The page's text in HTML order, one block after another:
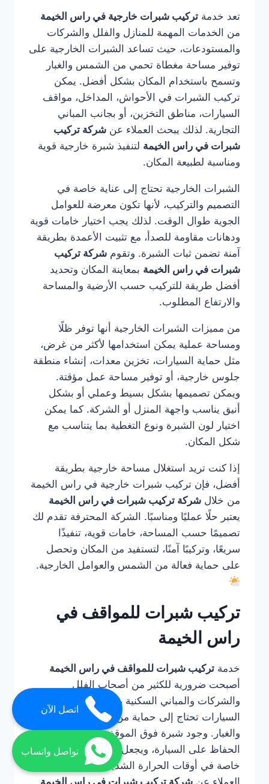
تعد خدمة تركيب شبرات خارجية في راس الخيمة
من الخدمات المهمة للمنازل والفلل والشركات
والمستودعات، حيث تساعد الشبرات الخارجية على
توفير مساحة مغطاة تحمي من الشمس والغبار
وتسمح باستخدام المكان بشكل أفضل. يمكن
تركيب الشبرات في الأحواش، المداخل، مواقف
السيارات، مناطق التخزين، أو بجانب المباني
التجارية. لذلك يبحث العملاء عن شركة تركيب
شبرات في راس الخيمة لتنفيذ شبرة خارجية قوية
ومناسبة لطبيعة المكان.
الشبرات الخارجية تحتاج إلى عناية خاصة في
التصميم والتركيب، لأنها تكون معرضة للعوامل
الجوية طوال الوقت. لذلك يجب اختيار خامات قوية
ودهانات مقاومة للصدأ، مع تثبيت الأعمدة بطريقة
آمنة تضمن ثبات الشبرة. وتقوم شركة تركيب
شبرات في راس الخيمة بمعاينة المكان وتحديد
أفضل طريقة للتركيب حسب الأرضية والمساحة
والارتفاع المطلوب.
من مميزات الشبرات الخارجية أنها توفر ظلًا
ومساحة عملية يمكن استخدامها لأكثر من غرض،
مثل حماية السيارات، تخزين معدات، إنشاء منطقة
جلوس خارجية، أو توفير مساحة عمل مؤقتة.
ويمكن تصميمها بشكل بسيط وعملي أو بشكل
أنيق يناسب واجهة المنزل أو الشركة. كما يمكن
اختيار لون الشبرة ونوع التغطية بما يتناسب مع
شكل المكان.
إذا كنت تريد استغلال مساحة خارجية بطريقة
أفضل، فإن تركيب شبرات خارجية في راس الخيمة
من خلال شركة تركيب شبرات في راس الخيمة
يعتبر حلًا عمليًا ومناسبًا. الشركة المحترفة تقدم لك
تصميمًا حسب المساحة، خامات قوية، تنفيذًا
سريعًا، وتركيبًا آمنًا، لتستفيد من المكان وتحصل
على حماية فعالة من الشمس والعوامل الخارجية.
تركيب شبرات للمواقف في
راس الخيمة
خدمة تركيب شبرات للمواقف في راس الخيمة
أصبحت ضرورية للكثير من أصحاب الفلل
والشركات والمباني السكنية والتجارية، لأن مواقف
السيارات تحتاج إلى حماية من الشمس والحرارة
والغبار. وجود شبرة فوق الموقف يساعد على
الحفاظ على السيارة، ويجعل استخدامها أكثر راحة
خاصة في أوقات الحرارة الشديدة. لذلك يبحث
اتصل الآن
تواصل واتساب